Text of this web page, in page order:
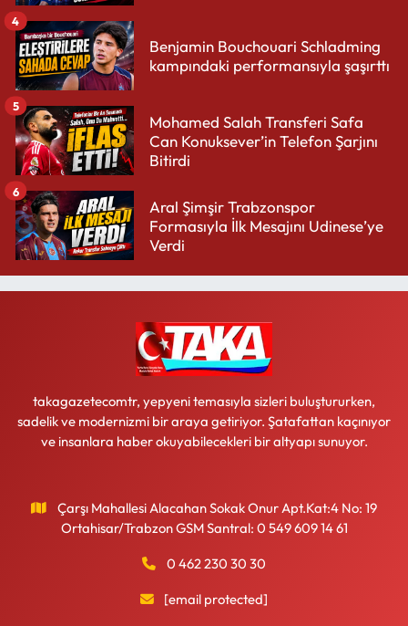
Benjamin Bouchouari Schladming
kampındaki performansıyla şaşırttı
4
Mohamed Salah Transferi Safa
Can Konuksever’in Telefon Şarjını
Bitirdi
5
Aral Şimşir Trabzonspor
Formasıyla İlk Mesajını Udinese’ye
Verdi
6
takagazetecomtr, yepyeni temasıyla sizleri buluştururken,
sadelik ve modernizmi bir araya getiriyor. Şatafattan kaçınıyor
ve insanlara haber okuyabilecekleri bir altyapı sunuyor.
Çarşı Mahallesi Alacahan Sokak Onur Apt.Kat:4 No: 19
Ortahisar/Trabzon GSM Santral: 0 549 609 14 61
0 462 230 30 30
[email protected]